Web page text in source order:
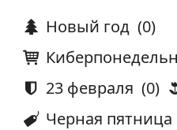
Новый год (0)
23 февраля (0)
Черная пятница